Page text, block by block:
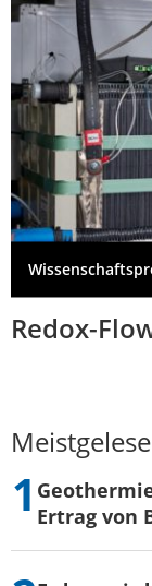
Redox-
Ertrag von